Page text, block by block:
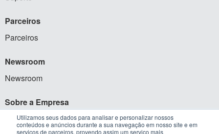
Utilizamos seus dados para analisar e personalizar nossos
conteúdos e anúncios durante a sua navegação em nosso site e em
serviços de parceiros, provendo assim um serviço mais
Parceiros
Parceiros
Newsroom
Newsroom
Sobre a Empresa
Quem Somos